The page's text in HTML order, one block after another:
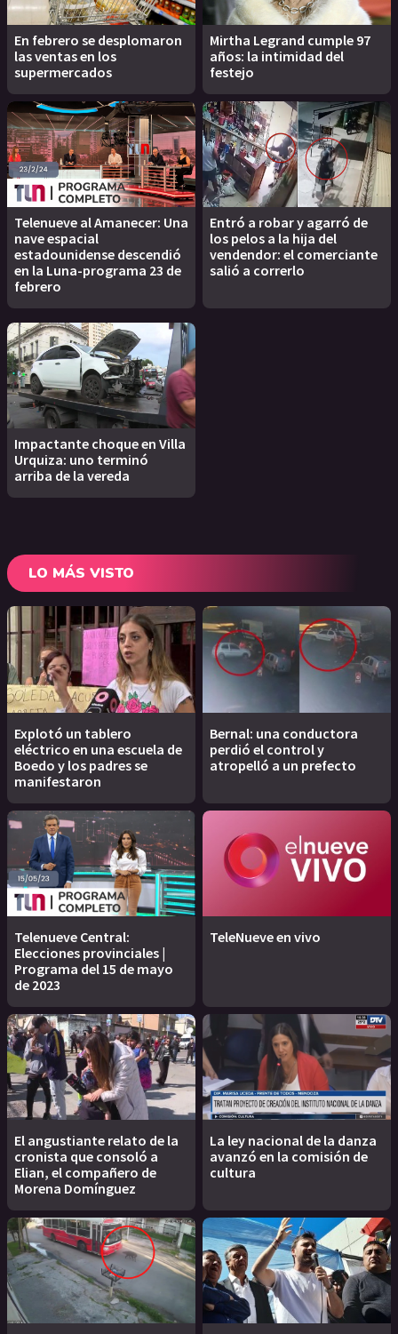
En febrero se desplomaron
las ventas en los
supermercados
Mirtha Legrand cumple 97
años: la intimidad del
festejo
Telenueve al Amanecer: Una
nave espacial
estadounidense descendió
en la Luna-programa 23 de
febrero
Entró a robar y agarró de
los pelos a la hija del
vendendor: el comerciante
salió a correrlo
Impactante choque en Villa
Urquiza: uno terminó
arriba de la vereda
LO MÁS VISTO
Explotó un tablero
eléctrico en una escuela de
Boedo y los padres se
manifestaron
Bernal: una conductora
perdió el control y
atropelló a un prefecto
Telenueve Central:
Elecciones provinciales |
Programa del 15 de mayo
de 2023
TeleNueve en vivo
El angustiante relato de la
cronista que consoló a
Elian, el compañero de
Morena Domínguez
La ley nacional de la danza
avanzó en la comisión de
cultura